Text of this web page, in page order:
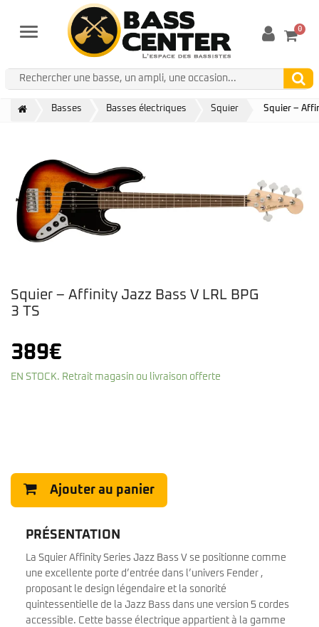
Menu 0
Basses Basses électriques Squier Squier –
Squier – Affinity Jazz Bass V LRL BPG
3 TS
389€
EN STOCK. Retrait magasin ou livraison offerte
Ajouter au panier
PRÉSENTATION
La Squier Affinity Series Jazz Bass V se positionne comme
une excellente porte d’entrée dans l’univers Fender ,
proposant le design légendaire et la sonorité
quintessentielle de la Jazz Bass dans une version 5 cordes
accessible. Cette basse électrique appartient à la gamme